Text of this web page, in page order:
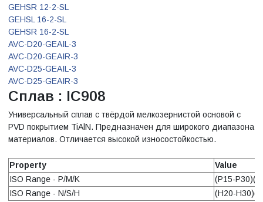
GEHSR 12-2-SL
GEHSL 16-2-SL
GEHSR 16-2-SL
AVC-D20-GEAIL-3
AVC-D20-GEAIR-3
AVC-D25-GEAIL-3
AVC-D25-GEAIR-3
Сплав : IC908
Универсальный сплав с твёрдой мелкозернистой основой с
PVD покрытием TiAlN. Предназначен для широкого диапазона
материалов. Отличается высокой износостойкостью.
Property
Value
ISO Range - P/M/K
(P15-
ISO Range - N/S/H
(H20-